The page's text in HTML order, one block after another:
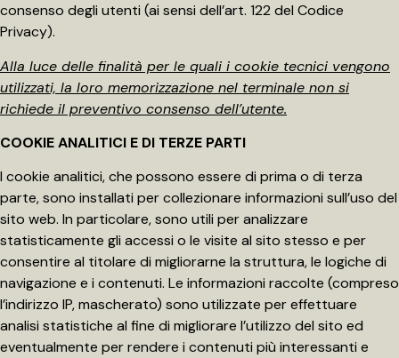
consenso degli utenti (ai sensi dell’art. 122 del Codice
Privacy).
Alla luce delle finalità per le quali i cookie tecnici vengono
utilizzati, la loro memorizzazione nel terminale non si
richiede il preventivo consenso dell’utente.
COOKIE ANALITICI E DI TERZE PARTI
I cookie analitici, che possono essere di prima o di terza
parte, sono installati per collezionare informazioni sull’uso del
sito web. In particolare, sono utili per analizzare
statisticamente gli accessi o le visite al sito stesso e per
consentire al titolare di migliorarne la struttura, le logiche di
navigazione e i contenuti. Le informazioni raccolte (compreso
l’indirizzo IP, mascherato) sono utilizzate per effettuare
analisi statistiche al fine di migliorare l’utilizzo del sito ed
eventualmente per rendere i contenuti più interessanti e